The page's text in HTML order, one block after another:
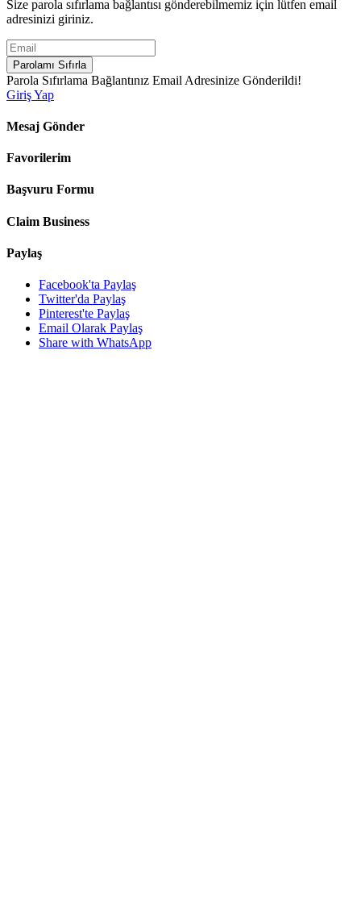
Size parola sıfırlama bağlantısı gönderebilmemiz için lütfen email
adresinizi giriniz.
Parolamı Sıfırla
Parola Sıfırlama Bağlantınız Email Adresinize Gönderildi!
Giriş Yap
Mesaj Gönder
Favorilerim
Başvuru Formu
Claim Business
Paylaş
Facebook'ta Paylaş
Twitter'da Paylaş
Pinterest'te Paylaş
Email Olarak Paylaş
Share with WhatsApp